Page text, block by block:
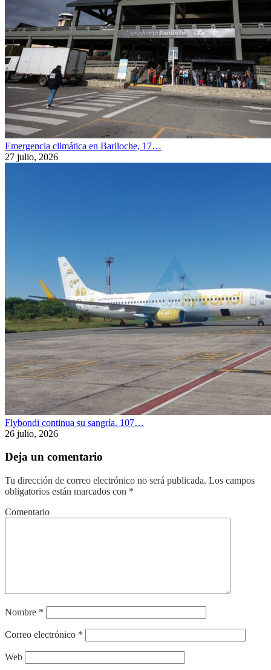
Emergencia climática en Bariloche, 17…
27 julio, 2026
Flybondi continua su sangría. 107…
26 julio, 2026
Deja un comentario
Tu dirección de correo electrónico no será publicada. Los campos
obligatorios están marcados con *
Comentario
Nombre *
Correo electrónico *
Web